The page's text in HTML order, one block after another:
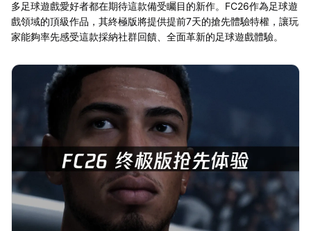
多足球遊戲愛好者都在期待這款備受矚目的新作。FC26作為足球遊
戲領域的頂級作品，其終極版將提供提前7天的搶先體驗特權，讓玩
家能夠率先感受這款採納社群回饋、全面革新的足球遊戲體驗。